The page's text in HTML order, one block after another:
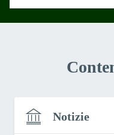
Notizie